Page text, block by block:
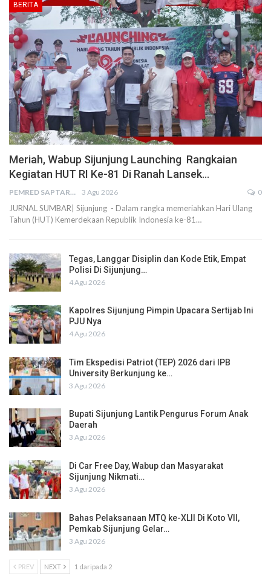
BERITA
Meriah, Wabup Sijunjung Launching Rangkaian
Kegiatan HUT RI Ke-81 Di Ranah Lansek…
PEMRED SAPTARIUS 3 Agu 2026 0
JURNAL SUMBAR| Sijunjung - Dalam rangka memeriahkan Hari Ulang
Tahun (HUT) Kemerdekaan Republik Indonesia ke-81…
Tegas, Langgar Disiplin dan Kode Etik, Empat
Polisi Di Sijunjung…
4 Agu 2026
Kapolres Sijunjung Pimpin Upacara Sertijab Ini
PJU Nya
4 Agu 2026
Tim Ekspedisi Patriot (TEP) 2026 dari IPB
University Berkunjung ke…
3 Agu 2026
Bupati Sijunjung Lantik Pengurus Forum Anak
Daerah
3 Agu 2026
Di Car Free Day, Wabup dan Masyarakat
Sijunjung Nikmati…
3 Agu 2026
Bahas Pelaksanaan MTQ ke-XLII Di Koto VII,
Pemkab Sijunjung Gelar…
3 Agu 2026
PREV NEXT 1 daripada 2